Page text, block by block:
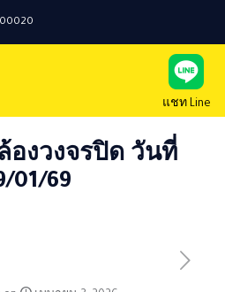
แชท Line
องวงจรปิด วันที่
01/69